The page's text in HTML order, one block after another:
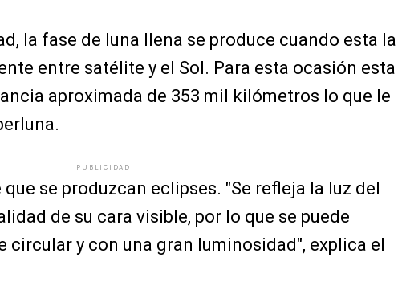
la fase de luna llena se produce cuando esta la
entre satélite y el Sol. Para esta ocasión esta
aproximada de 353 mil kilómetros lo que le
PUBLICIDAD
se produzcan eclipses. "Se refleja la luz del
de su cara visible, por lo que se puede
circular y con una gran luminosidad", explica el